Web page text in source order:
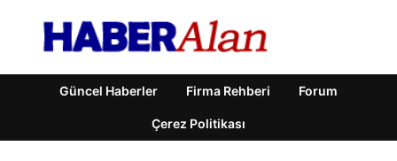
Güncel Haberler Firma Rehberi Forum
Çerez Politikası